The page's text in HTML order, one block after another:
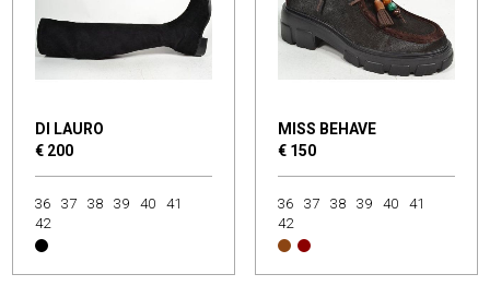
DI LAURO
€ 200
36 37 38 39 40
41
42
MISS BEHAVE
€ 150
36 37 38 39 40
41
42